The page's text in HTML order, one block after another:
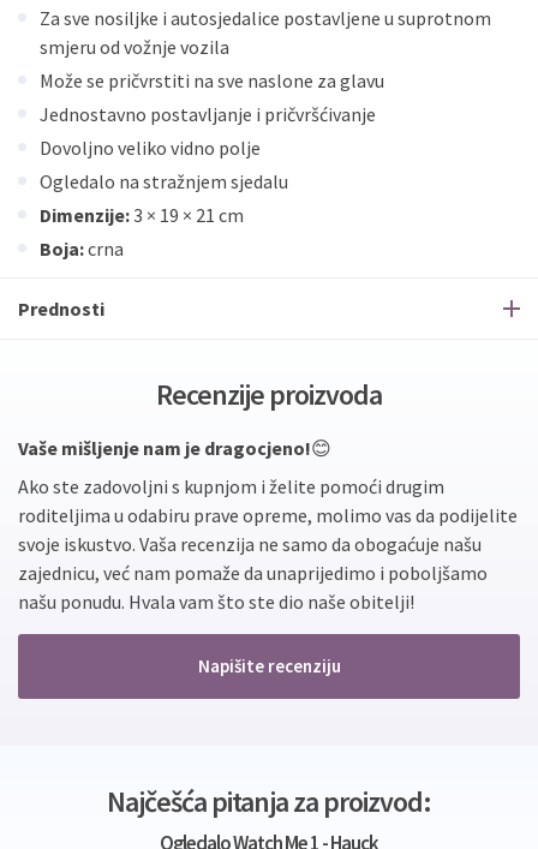
Za sve nosiljke i autosjedalice postavljene u suprotnom
smjeru od vožnje vozila
Može se pričvrstiti na sve naslone za glavu
Jednostavno postavljanje i pričvršćivanje
Dovoljno veliko vidno polje
Ogledalo na stražnjem sjedalu
Dimenzije:3 × 19 × 21 cm
Boja:crna
Prednosti
Recenzije proizvoda
Vaše mišljenje nam je dragocjeno!😊
Ako ste zadovoljni s kupnjom i želite pomoći drugim
roditeljima u odabiru prave opreme, molimo vas da podijelite
svoje iskustvo. Vaša recenzija ne samo da obogaćuje našu
zajednicu, već nam pomaže da unaprijedimo i poboljšamo
našu ponudu. Hvala vam što ste dio naše obitelji!
Napišite recenziju
Najčešća pitanja za proizvod:
Ogledalo Watch Me 1 - Hauck